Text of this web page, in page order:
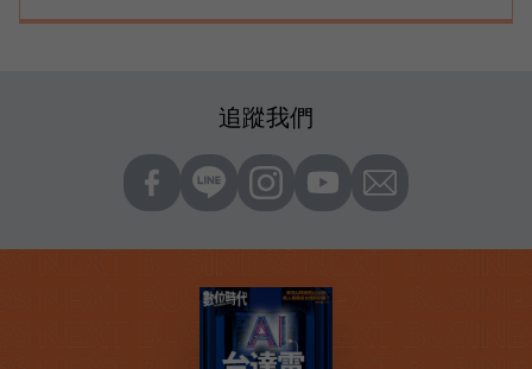
追蹤我們